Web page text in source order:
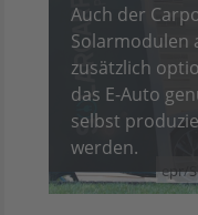
epr/
Auch der
Solarmodulen
zusätzlich
das E-Auto
selbst
werden.